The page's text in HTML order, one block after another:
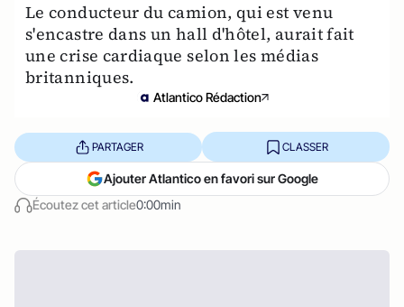
Le conducteur du camion, qui est venu
s'encastre dans un hall d'hôtel, aurait fait
une crise cardiaque selon les médias
britanniques.
Atlantico Rédaction
Écoutez cet article0:00min
PARTAGER CLASSER
Ajouter Atlantico en favori sur Google